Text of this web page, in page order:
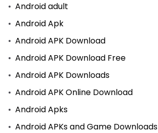
Android adult
Android Apk
Android APK Download
Android APK Download Free
Android APK Downloads
Android APK Online Download
Android Apks
Android APKs and Game Downloads